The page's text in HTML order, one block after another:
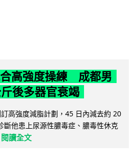
高強度操練 成都男
後多器官衰竭
高強度減脂計劃，45 日內減去約 20
斷他患上尿源性膿毒症、膿毒性休克
閱讀全文